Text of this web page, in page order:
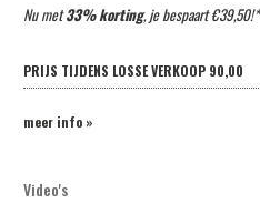
Nu met33% korting, je bespaart €39,50!*
PRIJS TIJDENS LOSSE VERKOOP 90,00
meer info »
Video's